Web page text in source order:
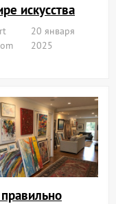
искусства
20 января
2025